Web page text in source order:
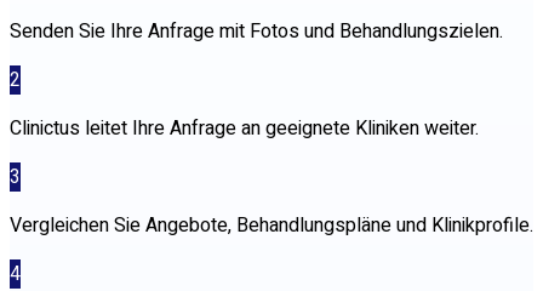
Senden Sie Ihre Anfrage mit Fotos und Behandlungszielen.
2
Clinictus leitet Ihre Anfrage an geeignete Kliniken weiter.
3
Vergleichen Sie Angebote, Behandlungspläne und Klinikprofile.
4